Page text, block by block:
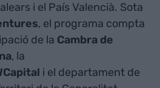
i el País Valencià. Sota
, el programa compta
de la Cambra de
, la
i el departament de